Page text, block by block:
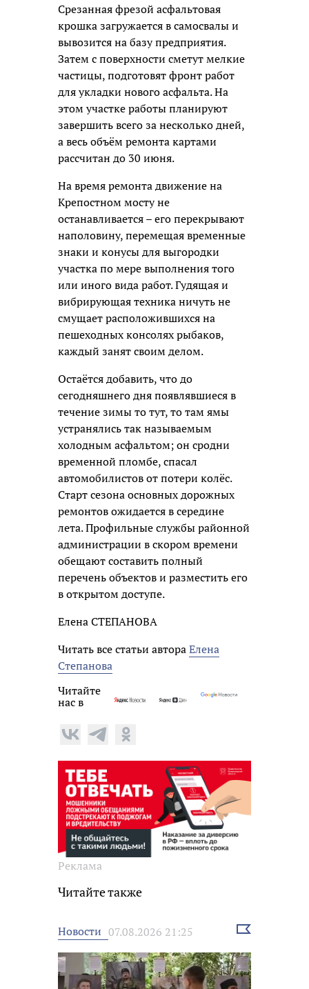
Срезанная фрезой асфальтовая
крошка загружается в самосвалы и
вывозится на базу предприятия.
Затем с поверхности сметут мелкие
частицы, подготовят фронт работ
для укладки нового асфальта. На
этом участке работы планируют
завершить всего за несколько дней,
а весь объём ремонта картами
рассчитан до 30 июня.
На время ремонта движение на
Крепостном мосту не
останавливается – его перекрывают
наполовину, перемещая временные
знаки и конусы для выгородки
участка по мере выполнения того
или иного вида работ. Гудящая и
вибрирующая техника ничуть не
смущает расположившихся на
пешеходных консолях рыбаков,
каждый занят своим делом.
Остаётся добавить, что до
сегодняшнего дня появлявшиеся в
течение зимы то тут, то там ямы
устранялись так называемым
холодным асфальтом; он сродни
временной пломбе, спасал
автомобилистов от потери колёс.
Старт сезона основных дорожных
ремонтов ожидается в середине
лета. Профильные службы районной
администрации в скором времени
обещают составить полный
перечень объектов и разместить его
в открытом доступе.
Елена СТЕПАНОВА
Читать все статьи автораЕлена
Степанова
Читайте
нас в
Реклама
Читайте также
Новости 07.08.2026 21:25
Выбрать